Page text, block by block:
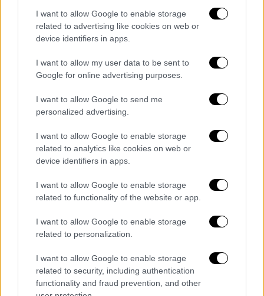
I want to allow Google to enable storage
related to advertising like cookies on web or
device identifiers in apps.
I want to allow my user data to be sent to
Google for online advertising purposes.
I want to allow Google to send me
personalized advertising.
I want to allow Google to enable storage
related to analytics like cookies on web or
device identifiers in apps.
I want to allow Google to enable storage
related to functionality of the website or app.
I want to allow Google to enable storage
related to personalization.
I want to allow Google to enable storage
related to security, including authentication
functionality and fraud prevention, and other
ότι ενέργεια παρέχεται στον σταθμό μέσω
άλλης γραμμής υψηλής τάσης.
Ουκρανικό drone αποπειράθηκε να
επιτεθεί στον πυρηνικό σταθμό του
Κουρσκ
Ταυτόχρονα ένα ουκρανικό μη επανδρωμένο
εναέριο όχημα (drone)αποπειράθηκε να
επιτεθεί στον πυρηνικό σταθμό του Κουρσκ
Ρωσίαστη διάρκεια της νύχτας, όπως
μετέδωσε σήμερα το ρωσικό κρατικό
πρακτορείο ειδήσεων TASS, επικαλούμενο
Το droneκαταρρίφθηκε
αποθήκευσης αναλωμένου πυρηνικού
καυσίμου, πρόσθεσε το ρωσικό πρακτορείο.
Ο πυρηνικός σταθμός του Κουρσκ είναι ένας